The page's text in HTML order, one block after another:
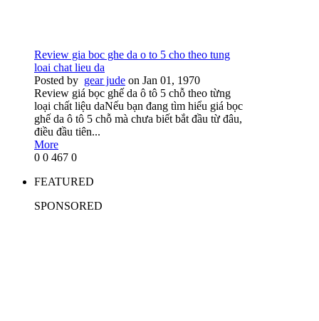
Review gia boc ghe da o to 5 cho theo tung
loai chat lieu da
Posted by gear jude on Jan 01, 1970
Review giá bọc ghế da ô tô 5 chỗ theo từng
loại chất liệu daNếu bạn đang tìm hiểu giá bọc
ghế da ô tô 5 chỗ mà chưa biết bắt đầu từ đâu,
điều đầu tiên...
More
0 0 467 0
FEATURED
SPONSORED